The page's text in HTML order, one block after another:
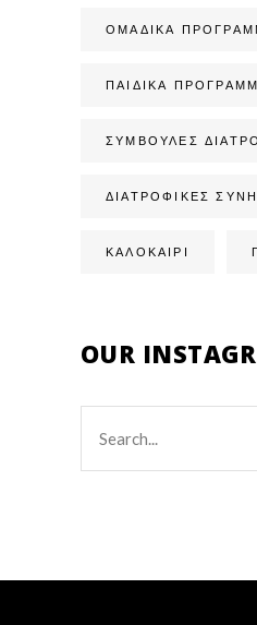
ΟΜΑΔΙΚΆ
ΠΑΙΔΙΚΆ
ΣΥΜΒΟΥΛΈΣ
ΔΙΑΤΡΟΦΙΚΈΣ
ΚΑΛΟΚΑΙΡΙ
OUR
for: